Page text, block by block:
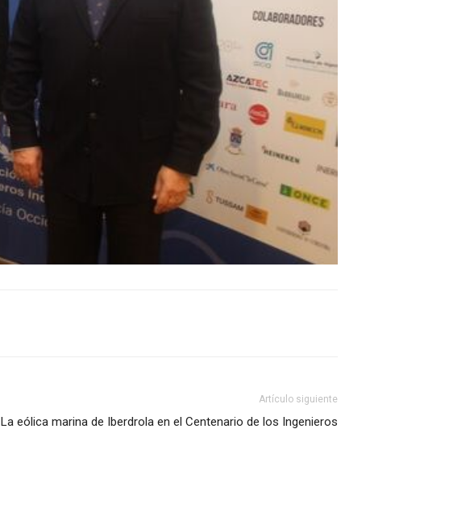
Artículo siguiente
La eólica marina de Iberdrola en el Centenario de los Ingenieros